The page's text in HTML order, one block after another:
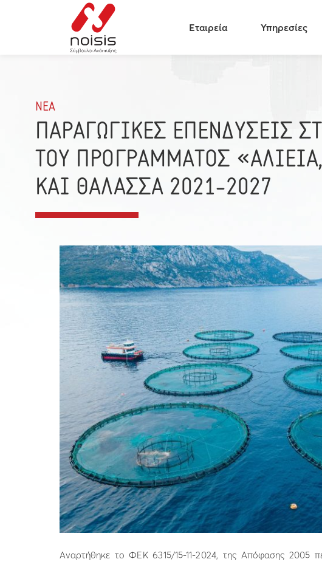
Εταιρεία Υπηρεσίες
ΝΕΑ
ΠΑΡΑΓΩΓΙΚΕΣ ΕΠΕΝΔΥΣΕΙΣ
ΤΟΥ ΠΡΟΓΡΑΜΜΑΤΟΣ
ΚΑΙ ΘΑΛΑΣΣΑ 2021-2027
Αναρτήθηκε το ΦΕΚ 6315/15-11-2024, της Απόφασης 2005